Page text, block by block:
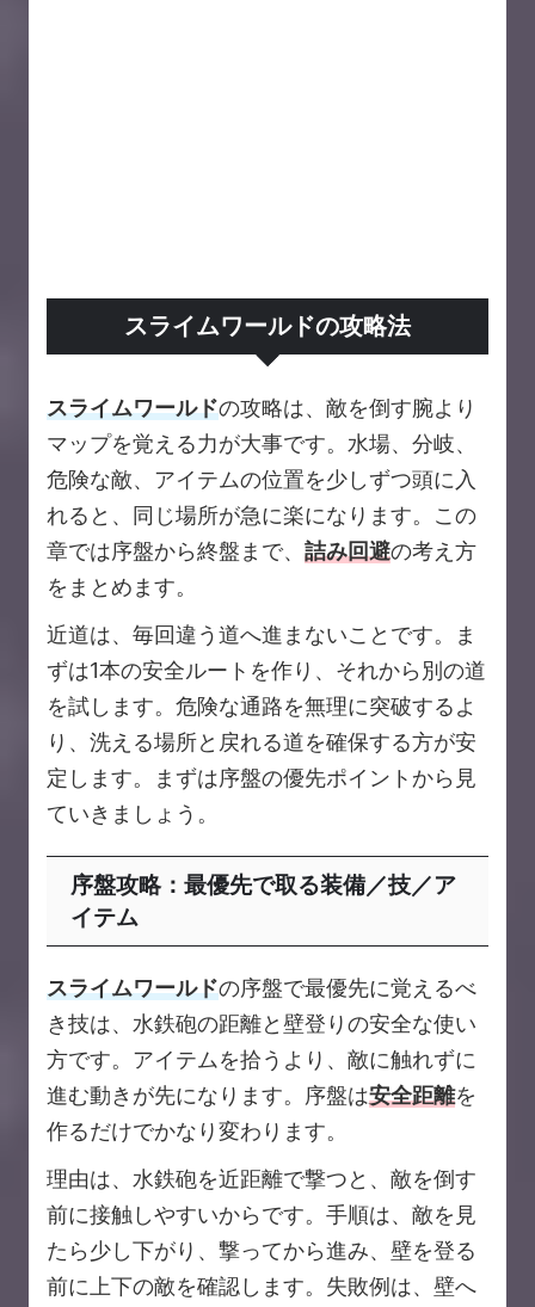
スライムワールドの攻略法
スライムワールドの攻略は、敵を倒す腕より
マップを覚える力が大事です。水場、分岐、
危険な敵、アイテムの位置を少しずつ頭に入
れると、同じ場所が急に楽になります。この
章では序盤から終盤まで、 詰み回避の考え方
をまとめます。
近道は、毎回違う道へ進まないことです。ま
ずは1本の安全ルートを作り、それから別の道
を試します。危険な通路を無理に突破するよ
り、洗える場所と戻れる道を確保する方が安
定します。まずは序盤の優先ポイントから見
ていきましょう。
序盤攻略：最優先で取る装備／技／ア
イテム
スライムワールドの序盤で最優先に覚えるべ
き技は、水鉄砲の距離と壁登りの安全な使い
方です。アイテムを拾うより、敵に触れずに
進む動きが先になります。序盤は安全距離を
作るだけでかなり変わります。
理由は、水鉄砲を近距離で撃つと、敵を倒す
前に接触しやすいからです。手順は、敵を見
たら少し下がり、撃ってから進み、壁を登る
前に上下の敵を確認します。失敗例は、壁へ